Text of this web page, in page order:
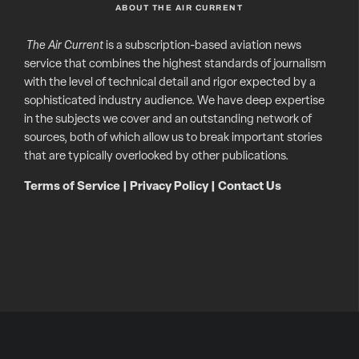
ABOUT THE AIR CURRENT
The Air Currentis a subscription-based aviation news
service that combines the highest standards of journalism
with the level of technical detail and rigor expected by a
sophisticated industry audience. We have deep expertise
in the subjects we cover and an outstanding network of
sources, both of which allow us to break important stories
that are typically overlooked by other publications.
Terms of Service Privacy Policy| Contact Us